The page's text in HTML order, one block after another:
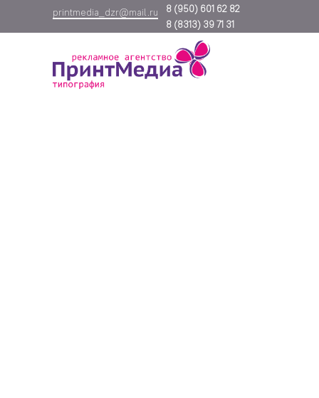
8 (950) 601 62 82
printmedia_dzr@mail.ru
8 (8313) 39 71 31